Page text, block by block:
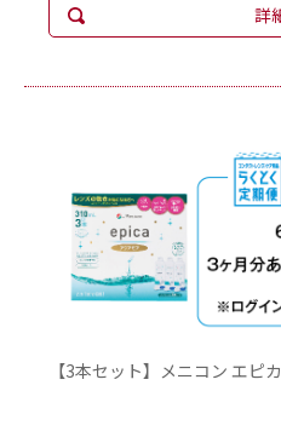
詳
【3本セット】メニコン エピ